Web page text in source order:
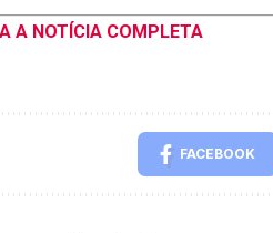
A NOTÍCIA COMPLETA
FACEBOOK